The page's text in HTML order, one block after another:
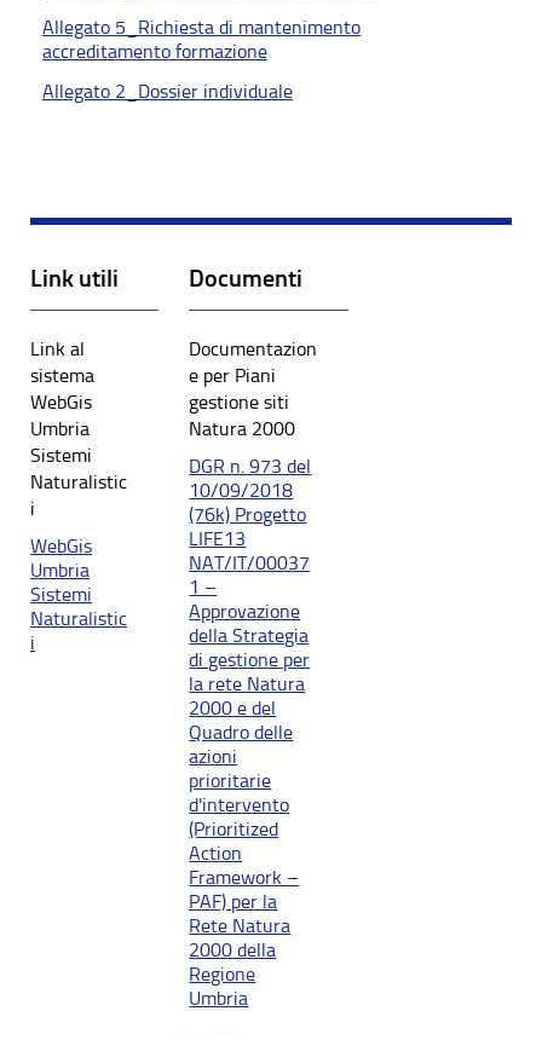
Allegato 5_Richiesta di mantenimento
accreditamento formazione
Allegato 2_Dossier individuale
Link utili
Link al
sistema
WebGis
Umbria
Sistemi
Naturalistic
i
WebGis
Umbria
Sistemi
Naturalistic
i
Documenti
Documentazion
e per Piani
gestione siti
Natura 2000
DGR n. 973 del
10/09/2018
(76k) Progetto
LIFE13
NAT/IT/00037
1 –
Approvazione
della Strategia
di gestione per
la rete Natura
2000 e del
Quadro delle
azioni
prioritarie
d'intervento
(Prioritized
Action
Framework –
PAF) per la
Rete Natura
2000 della
Regione
Umbria